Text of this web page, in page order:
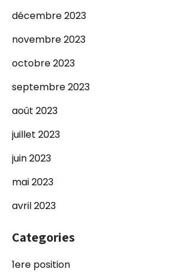
décembre 2023
novembre 2023
octobre 2023
septembre 2023
août 2023
juillet 2023
juin 2023
mai 2023
avril 2023
Categories
1ere position